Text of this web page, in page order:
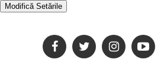
Modifică Setările